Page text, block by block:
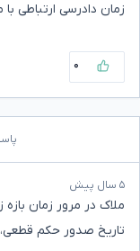
زمان دادرسی ارتباطی
۰
۵ سال پیش
ملاک در مرور زمان
تاریخ صدور حکم